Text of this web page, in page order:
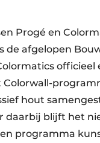
Progé en
de afgelopen
officieel
Colorwall-
hout
daarbij blijft het
programma